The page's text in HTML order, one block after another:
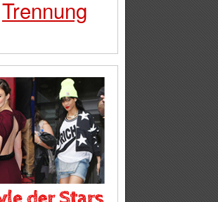
Trennung